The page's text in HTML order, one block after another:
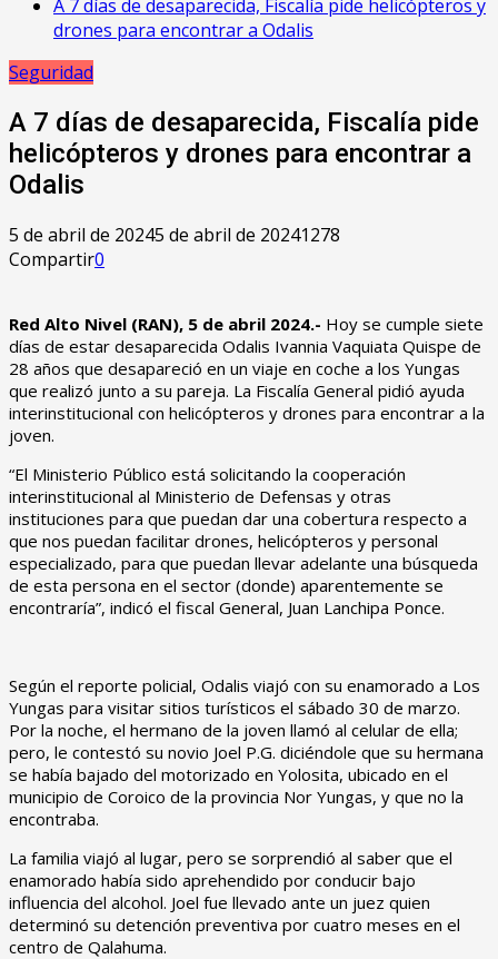
A 7 días de desaparecida, Fiscalía pide helicópteros y
drones para encontrar a Odalis
Seguridad
A 7 días de desaparecida, Fiscalía pide
helicópteros y drones para encontrar a
Odalis
5 de abril de 20245 de abril de 20241278
Compartir0
Red Alto Nivel (RAN), 5 de abril 2024.- Hoy se cumple siete
días de estar desaparecida Odalis Ivannia Vaquiata Quispe de
28 años que desapareció en un viaje en coche a los Yungas
que realizó junto a su pareja. La Fiscalía General pidió ayuda
interinstitucional con helicópteros y drones para encontrar a la
joven.
“El Ministerio Público está solicitando la cooperación
interinstitucional al Ministerio de Defensas y otras
instituciones para que puedan dar una cobertura respecto a
que nos puedan facilitar drones, helicópteros y personal
especializado, para que puedan llevar adelante una búsqueda
de esta persona en el sector (donde) aparentemente se
encontraría”, indicó el fiscal General, Juan Lanchipa Ponce.
Según el reporte policial, Odalis viajó con su enamorado a Los
Yungas para visitar sitios turísticos el sábado 30 de marzo.
Por la noche, el hermano de la joven llamó al celular de ella;
pero, le contestó su novio Joel P.G. diciéndole que su hermana
se había bajado del motorizado en Yolosita, ubicado en el
municipio de Coroico de la provincia Nor Yungas, y que no la
encontraba.
La familia viajó al lugar, pero se sorprendió al saber que el
enamorado había sido aprehendido por conducir bajo
influencia del alcohol. Joel fue llevado ante un juez quien
determinó su detención preventiva por cuatro meses en el
centro de Qalahuma.